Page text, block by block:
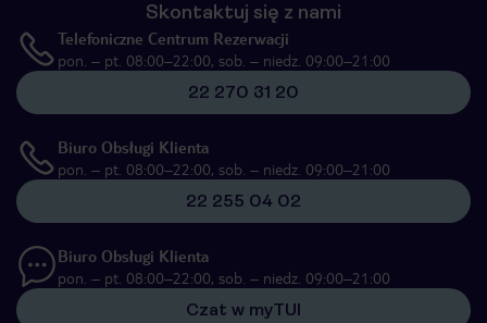
Skontaktuj się z nami
Telefoniczne Centrum Rezerwacji
pon. – pt. 08:00–22:00, sob. – niedz. 09:00–21:00
22 270 31 20
Biuro Obsługi Klienta
pon. – pt. 08:00–22:00, sob. – niedz. 09:00–21:00
22 255 04 02
Biuro Obsługi Klienta
pon. – pt. 08:00–22:00, sob. – niedz. 09:00–21:00
Czat w myTUI